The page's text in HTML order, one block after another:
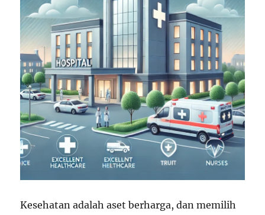
Kesehatan adalah aset berharga, dan memilih